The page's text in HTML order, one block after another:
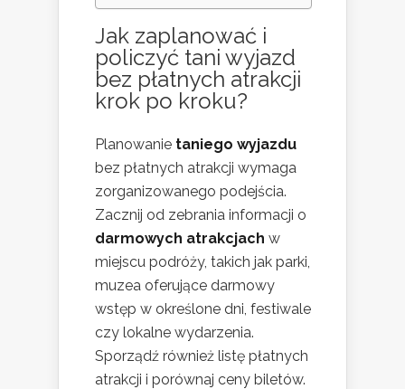
Jak zaplanować i
policzyć tani wyjazd
bez płatnych atrakcji
krok po kroku?
Planowanie taniego wyjazdu
bez płatnych atrakcji wymaga
zorganizowanego podejścia.
Zacznij od zebrania informacji o
darmowych atrakcjach w
miejscu podróży, takich jak parki,
muzea oferujące darmowy
wstęp w określone dni, festiwale
czy lokalne wydarzenia.
Sporządź również listę płatnych
atrakcji i porównaj ceny biletów.